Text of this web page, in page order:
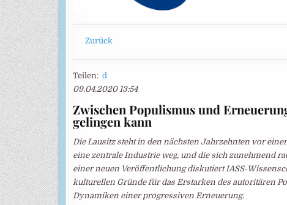
Zurück
Teilen: d
09.04.2020 13:54
Zwischen Populismus und
gelingen kann
Die Lausitz steht in den nächsten Jahrzehnten vor
eine zentrale Industrie weg, und die sich zunehmend
einer neuen Veröffentlichung diskutiert IASS-
kulturellen Gründe für das Erstarken des autoritären
Dynamiken einer progressiven Erneuerung.